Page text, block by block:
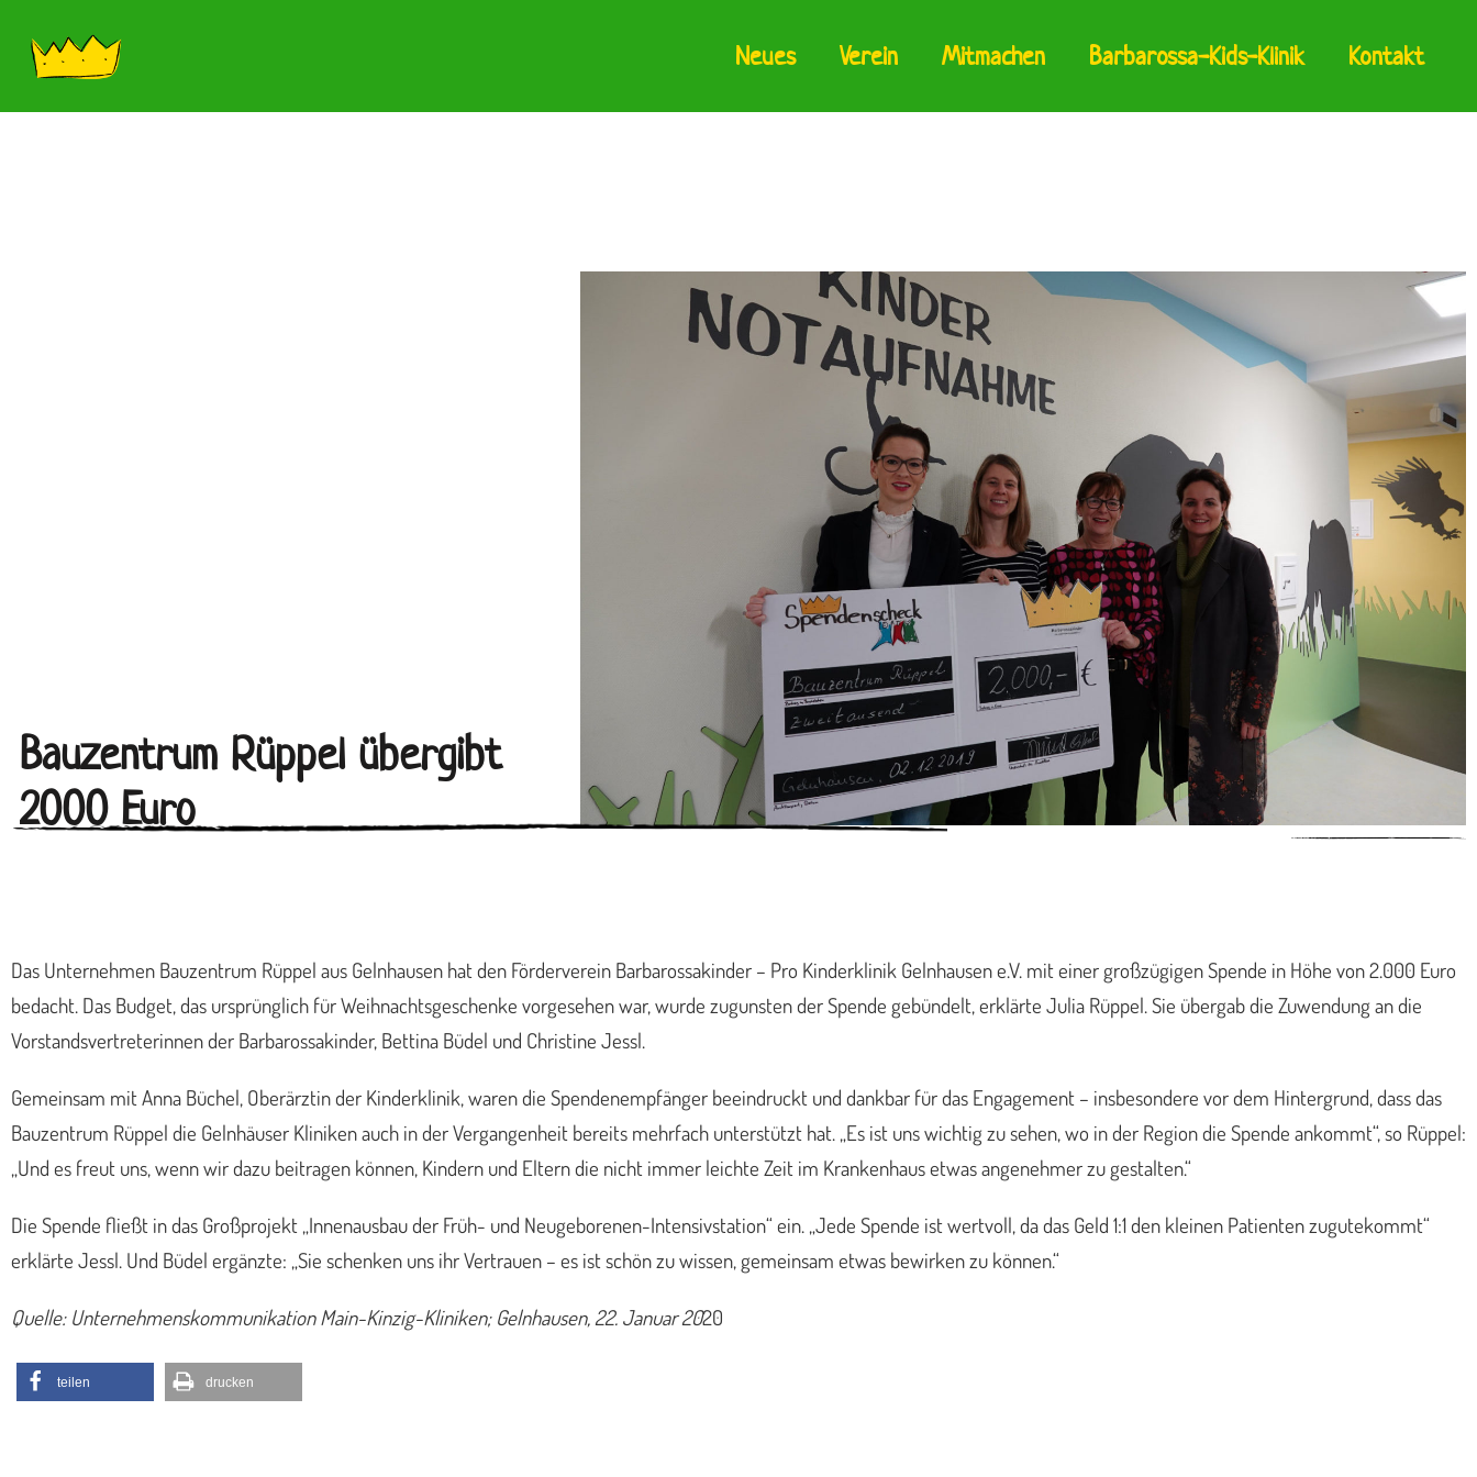
Neues Verein Mitmachen Barbarossa-Kids-Klinik Kontakt
Bauzentrum Rüppel übergibt
2000 Euro
Das Unternehmen Bauzentrum Rüppel aus Gelnhausen hat den Förderverein Barbarossakinder – Pro Kinderklinik Gelnhausen e.V. mit einer großzügigen Spende in Höhe von 2.000 Euro
bedacht. Das Budget, das ursprünglich für Weihnachtsgeschenke vorgesehen war, wurde zugunsten der Spende gebündelt, erklärte Julia Rüppel. Sie übergab die Zuwendung an die
Vorstandsvertreterinnen der Barbarossakinder, Bettina Büdel und Christine Jessl.
Gemeinsam mit Anna Büchel, Oberärztin der Kinderklinik, waren die Spendenempfänger beeindruckt und dankbar für das Engagement – insbesondere vor dem Hintergrund, dass das
Bauzentrum Rüppel die Gelnhäuser Kliniken auch in der Vergangenheit bereits mehrfach unterstützt hat. „Es ist uns wichtig zu sehen, wo in der Region die Spende ankommt“, so Rüppel:
„Und es freut uns, wenn wir dazu beitragen können, Kindern und Eltern die nicht immer leichte Zeit im Krankenhaus etwas angenehmer zu gestalten.“
Die Spende fließt in das Großprojekt „Innenausbau der Früh- und Neugeborenen-Intensivstation“ ein. „Jede Spende ist wertvoll, da das Geld 1:1 den kleinen Patienten zugutekommt“
erklärte Jessl. Und Büdel ergänzte: „Sie schenken uns ihr Vertrauen – es ist schön zu wissen, gemeinsam etwas bewirken zu können.“
Quelle: Unternehmenskommunikation Main-Kinzig-Kliniken; Gelnhausen, 22. Januar 2020
teilen drucken